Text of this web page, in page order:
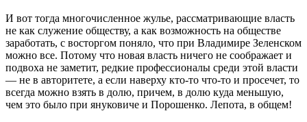
И вот тогда многочисленное жулье, рассматривающие власть
не как служение обществу, а как возможность на обществе
заработать, с восторгом поняло, что при Владимире Зеленском
можно все. Потому что новая власть ничего не соображает и
подвоха не заметит, редкие профессионалы среди этой власти
— не в авторитете, а если наверху кто-то что-то и просечет, то
всегда можно взять в долю, причем, в долю куда меньшую,
чем это было при януковиче и Порошенко. Лепота, в общем!